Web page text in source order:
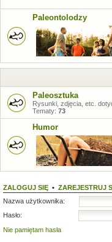
Paleontolodzy
Paleosztuka
Rysunki, zdjęcia, etc.
Tematy: 73
Humor
ZALOGUJ SIĘ • ZAREJESTRUJ
Nazwa użytkownika:
Hasło:
Nie pamiętam hasła